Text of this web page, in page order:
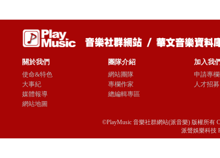
關於我們
使命&特色
大事紀
媒體報導
網站地圖
團隊介紹
網站團隊
專欄作家
總編輯專區
加入我
申請專
人才招募
©PlayMusic 音樂社群網站(派音樂) 版權所有
派聲娛樂科技